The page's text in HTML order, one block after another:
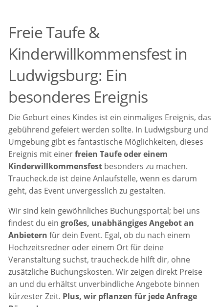
Freie Taufe &
Kinderwillkommensfest in
Ludwigsburg: Ein
besonderes Ereignis
Die Geburt eines Kindes ist ein einmaliges Ereignis, das
gebührend gefeiert werden sollte. In Ludwigsburg und
Umgebung gibt es fantastische Möglichkeiten, dieses
Ereignis mit einerfreien Taufe oder einem
Kinderwillkommensfest besonders zu machen.
Traucheck.de ist deine Anlaufstelle, wenn es darum
geht, das Event unvergesslich zu gestalten.
Wir sind kein gewöhnliches Buchungsportal; bei uns
findest du eingroßes, unabhängiges Angebot an
Anbietern für dein Event. Egal, ob du nach einem
Hochzeitsredner oder einem Ort für deine
Veranstaltung suchst, traucheck.de hilft dir, ohne
zusätzliche Buchungskosten. Wir zeigen direkt Preise
an und du erhältst unverbindliche Angebote binnen
kürzester Zeit. Plus, wir pflanzen für jede Anfrage